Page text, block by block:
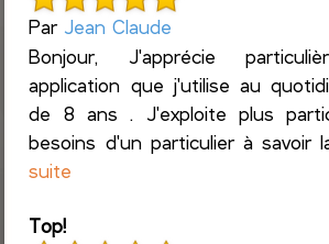
Par Jean Claude
Bonjour, J'apprécie
application que j'utilise au
de 8 ans . J'exploite plus
besoins d'un particulier à savoir
suite
Top!